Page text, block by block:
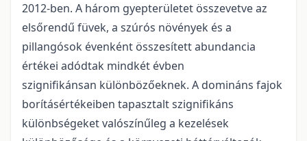
2012-ben. A három gyepterületet összevetve az
elsőrendű füvek, a szúrós növények és a
pillangósok évenként összesített abundancia
értékei adódtak mindkét évben
szignifikánsan különbözőeknek. A domináns fajok
borításértékeiben tapasztalt szignifikáns
különbségeket valószínűleg a kezelések